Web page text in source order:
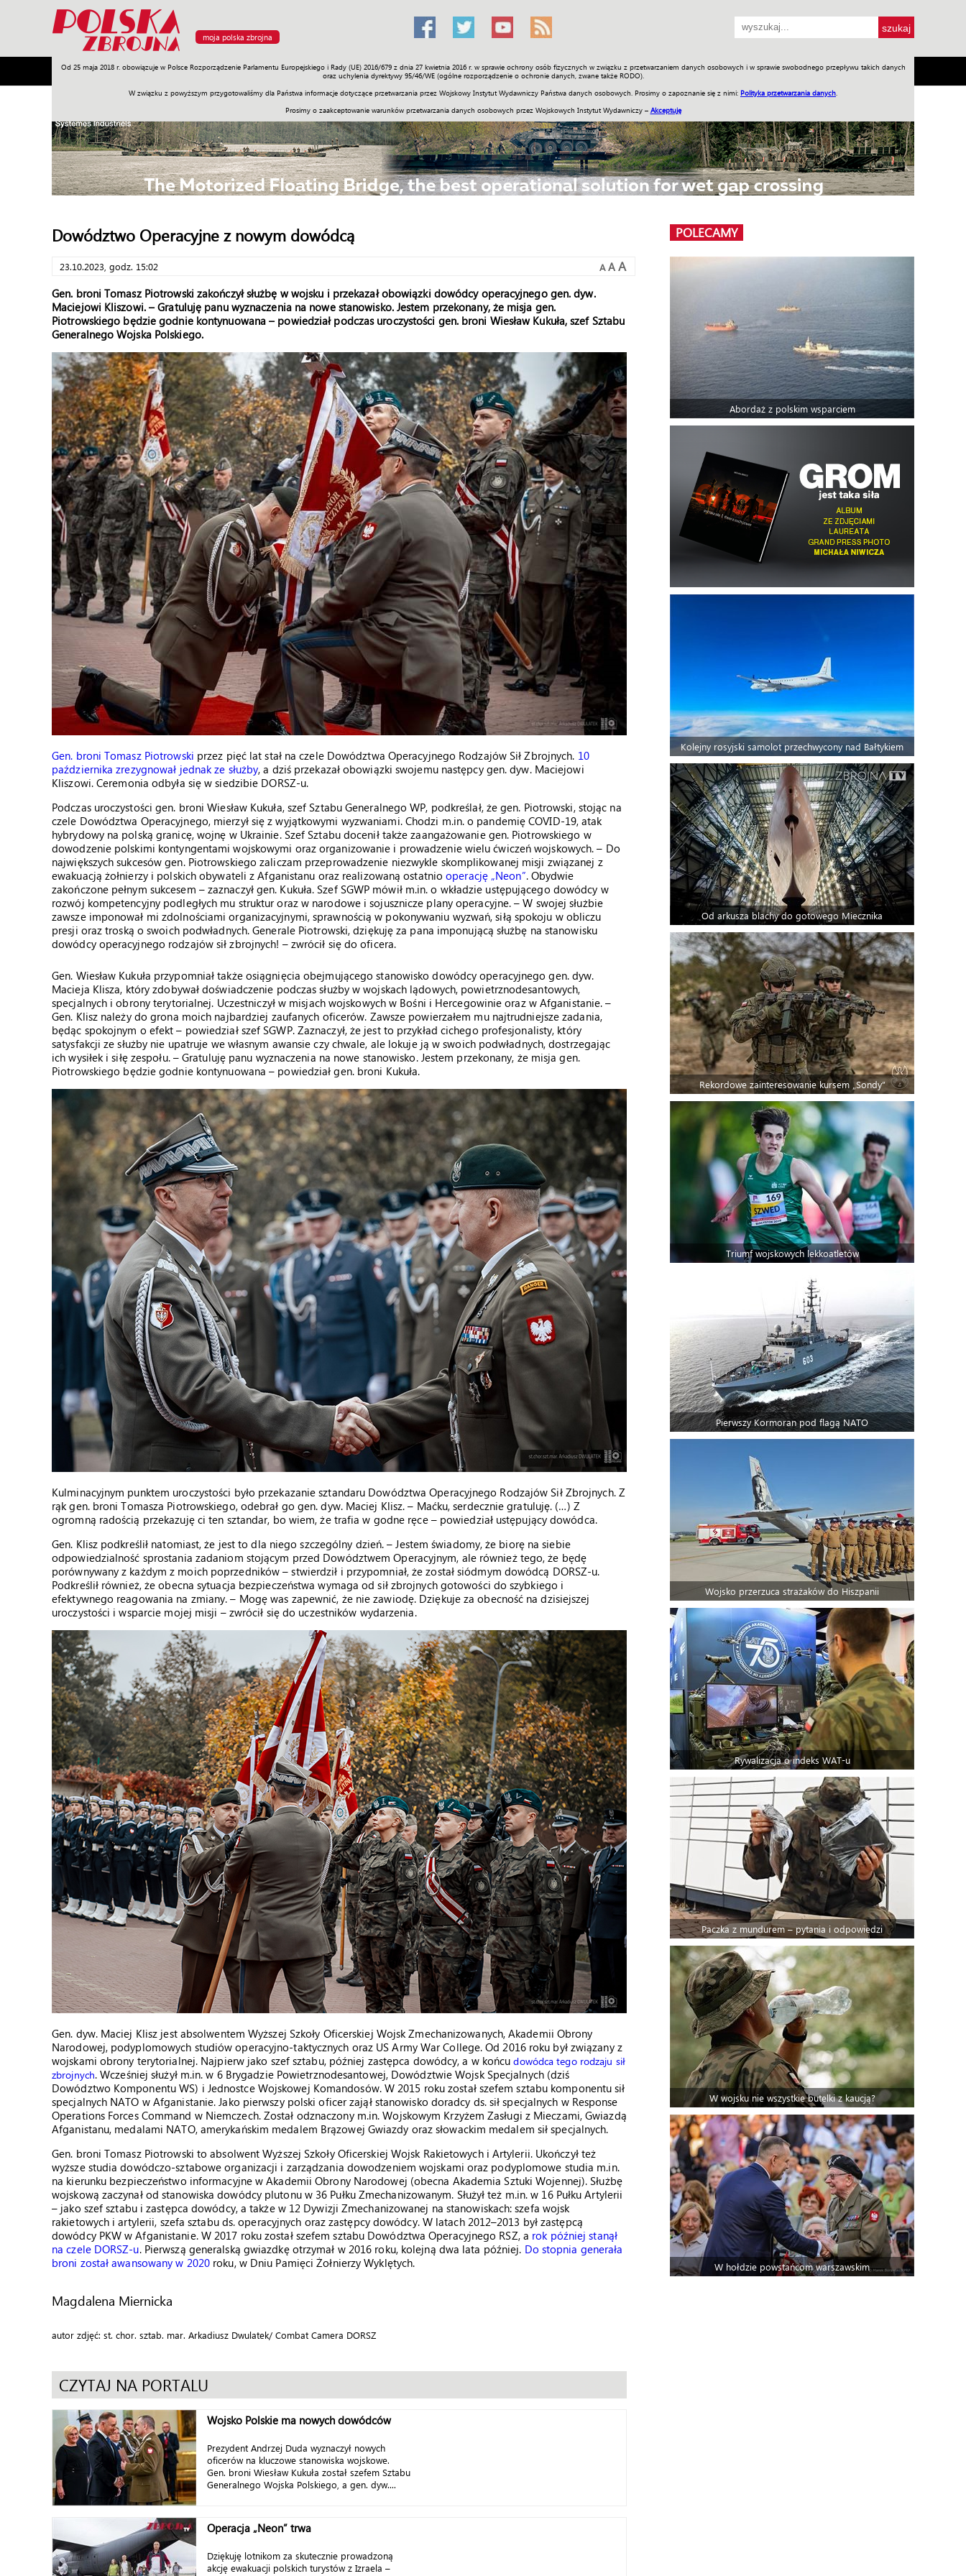
moja polska zbrojna
Od 25 maja 2018 r. obowiązuje w Polsce Rozporządzenie Parlamentu Europejskiego i Rady (UE) 2016/679 z dnia 27 kwietnia 2016 r. w sprawie ochrony osób fizycznych w związku z przetwarzaniem danych osobowych i w sprawie swobodnego przepływu takich danych
oraz uchylenia dyrektywy 95/46/WE (ogólne rozporządzenie o ochronie danych, zwane także RODO).
W związku z powyższym przygotowaliśmy dla Państwa informacje dotyczące przetwarzania przez Wojskowy Instytut Wydawniczy Państwa danych osobowych. Prosimy o zapoznanie się z nimi: Polityka przetwarzania danych
Prosimy o zaakceptowanie warunków przetwarzania danych osobowych przez Wojskowych Instytut Wydawniczy – Akceptuję
Armia Poligon Sprzęt Misje Polityka Prawo Świat Społeczność Sport Historia Galerie Wideo ENGLISH SKLEP Jednodniówki Praca w WIW
Dowództwo Operacyjne z nowym dowódcą
23.10.2023, godz. 15:02 A A A
Gen. broni Tomasz Piotrowski zakończył służbę w wojsku i przekazał obowiązki dowódcy operacyjnego gen. dyw.
Maciejowi Kliszowi. – Gratuluję panu wyznaczenia na nowe stanowisko. Jestem przekonany, że misja gen.
Piotrowskiego będzie godnie kontynuowana – powiedział podczas uroczystości gen. broni Wiesław Kukuła, szef Sztabu
Generalnego Wojska Polskiego.
Gen. broni Tomasz Piotrowski przez pięć lat stał na czele Dowództwa Operacyjnego Rodzajów Sił Zbrojnych. 10
października zrezygnował jednak ze służby, a dziś przekazał obowiązki swojemu następcy gen. dyw. Maciejowi
Kliszowi. Ceremonia odbyła się w siedzibie DORSZ-u.
Podczas uroczystości gen. broni Wiesław Kukuła, szef Sztabu Generalnego WP, podkreślał, że gen. Piotrowski, stojąc na
czele Dowództwa Operacyjnego, mierzył się z wyjątkowymi wyzwaniami. Chodzi m.in. o pandemię COVID-19, atak
hybrydowy na polską granicę, wojnę w Ukrainie. Szef Sztabu docenił także zaangażowanie gen. Piotrowskiego w
dowodzenie polskimi kontyngentami wojskowymi oraz organizowanie i prowadzenie wielu ćwiczeń wojskowych. – Do
największych sukcesów gen. Piotrowskiego zaliczam przeprowadzenie niezwykle skomplikowanej misji związanej z
ewakuacją żołnierzy i polskich obywateli z Afganistanu oraz realizowaną ostatniooperację „Neon”. Obydwie
zakończone pełnym sukcesem – zaznaczył gen. Kukuła. Szef SGWP mówił m.in. o wkładzie ustępującego dowódcy w
rozwój kompetencyjny podległych mu struktur oraz w narodowe i sojusznicze plany operacyjne. – W swojej służbie
zawsze imponował mi zdolnościami organizacyjnymi, sprawnością w pokonywaniu wyzwań, siłą spokoju w obliczu
presji oraz troską o swoich podwładnych. Generale Piotrowski, dziękuję za pana imponującą służbę na stanowisku
dowódcy operacyjnego rodzajów sił zbrojnych! – zwrócił się do oficera.
Gen. Wiesław Kukuła przypomniał także osiągnięcia obejmującego stanowisko dowódcy operacyjnego gen. dyw.
Macieja Klisza, który zdobywał doświadczenie podczas służby w wojskach lądowych, powietrznodesantowych,
specjalnych i obrony terytorialnej. Uczestniczył w misjach wojskowych w Bośni i Hercegowinie oraz w Afganistanie. –
Gen. Klisz należy do grona moich najbardziej zaufanych oficerów. Zawsze powierzałem mu najtrudniejsze zadania,
będąc spokojnym o efekt – powiedział szef SGWP. Zaznaczył, że jest to przykład cichego profesjonalisty, który
satysfakcji ze służby nie upatruje we własnym awansie czy chwale, ale lokuje ją w swoich podwładnych, dostrzegając
ich wysiłek i siłę zespołu. – Gratuluję panu wyznaczenia na nowe stanowisko. Jestem przekonany, że misja gen.
Piotrowskiego będzie godnie kontynuowana – powiedział gen. broni Kukuła.
Kulminacyjnym punktem uroczystości było przekazanie sztandaru Dowództwa Operacyjnego Rodzajów Sił Zbrojnych. Z
rąk gen. broni Tomasza Piotrowskiego, odebrał go gen. dyw. Maciej Klisz. – Maćku, serdecznie gratuluję. (…) Z
ogromną radością przekazuję ci ten sztandar, bo wiem, że trafia w godne ręce – powiedział ustępujący dowódca.
Gen. Klisz podkreślił natomiast, że jest to dla niego szczególny dzień. – Jestem świadomy, że biorę na siebie
odpowiedzialność sprostania zadaniom stojącym przed Dowództwem Operacyjnym, ale również tego, że będę
porównywany z każdym z moich poprzedników – stwierdził i przypomniał, że został siódmym dowódcą DORSZ-u.
Podkreślił również, że obecna sytuacja bezpieczeństwa wymaga od sił zbrojnych gotowości do szybkiego i
efektywnego reagowania na zmiany. – Mogę was zapewnić, że nie zawiodę. Dziękuje za obecność na dzisiejszej
uroczystości i wsparcie mojej misji – zwrócił się do uczestników wydarzenia.
Gen. dyw. Maciej Klisz jest absolwentem Wyższej Szkoły Oficerskiej Wojsk Zmechanizowanych, Akademii Obrony
Narodowej, podyplomowych studiów operacyjno-taktycznych oraz US Army War College. Od 2016 roku był związany z
wojskami obrony terytorialnej. Najpierw jako szef sztabu, później zastępca dowódcy, a w końcudowódca tego rodzaju sił
zbrojnych. Wcześniej służył m.in. w 6 Brygadzie Powietrznodesantowej, Dowództwie Wojsk Specjalnych (dziś
Dowództwo Komponentu WS) i Jednostce Wojskowej Komandosów. W 2015 roku został szefem sztabu komponentu sił
specjalnych NATO w Afganistanie. Jako pierwszy polski oficer zajął stanowisko doradcy ds. sił specjalnych w Response
Operations Forces Command w Niemczech. Został odznaczony m.in. Wojskowym Krzyżem Zasługi z Mieczami, Gwiazdą
Afganistanu, medalami NATO, amerykańskim medalem Brązowej Gwiazdy oraz słowackim medalem sił specjalnych.
Gen. broni Tomasz Piotrowski to absolwent Wyższej Szkoły Oficerskiej Wojsk Rakietowych i Artylerii. Ukończył też
wyższe studia dowódczo-sztabowe organizacji i zarządzania dowodzeniem wojskami oraz podyplomowe studia m.in.
na kierunku bezpieczeństwo informacyjne w Akademii Obrony Narodowej (obecna Akademia Sztuki Wojennej). Służbę
wojskową zaczynał od stanowiska dowódcy plutonu w 36 Pułku Zmechanizowanym. Służył też m.in. w 16 Pułku Artylerii
– jako szef sztabu i zastępca dowódcy, a także w 12 Dywizji Zmechanizowanej na stanowiskach: szefa wojsk
rakietowych i artylerii, szefa sztabu ds. operacyjnych oraz zastępcy dowódcy. W latach 2012–2013 był zastępcą
dowódcy PKW w Afganistanie. W 2017 roku został szefem sztabu Dowództwa Operacyjnego RSZ, a rok później stanął
na czele DORSZ-u. Pierwszą generalską gwiazdkę otrzymał w 2016 roku, kolejną dwa lata później. Do stopnia generała
broni został awansowany w 2020 roku, w Dniu Pamięci Żołnierzy Wyklętych.
Magdalena Miernicka
autor zdjęć: st. chor. sztab. mar. Arkadiusz Dwulatek/ Combat Camera DORSZ
CZYTAJ NA PORTALU
Wojsko Polskie ma nowych dowódców
Prezydent Andrzej Duda wyznaczył nowych
oficerów na kluczowe stanowiska wojskowe.
Gen. broni Wiesław Kukuła został szefem Sztabu
Generalnego Wojska Polskiego, a gen. dyw....
Operacja „Neon” trwa
Dziękuję lotnikom za skutecznie prowadzoną
akcję ewakuacji polskich turystów z Izraela –
POLECAMY
Abordaż z polskim wsparciem
Kolejny rosyjski samolot przechwycony nad Bałtykiem
Od arkusza blachy do gotowego Miecznika
Rekordowe zainteresowanie kursem „Sondy”
Triumf wojskowych lekkoatletów
Pierwszy Kormoran pod flagą NATO
Wojsko przerzuca strażaków do Hiszpanii
Rywalizacja o indeks WAT-u
Paczka z mundurem – pytania i odpowiedzi
W wojsku nie wszystkie butelki z kaucją?
W hołdzie powstańcom warszawskim